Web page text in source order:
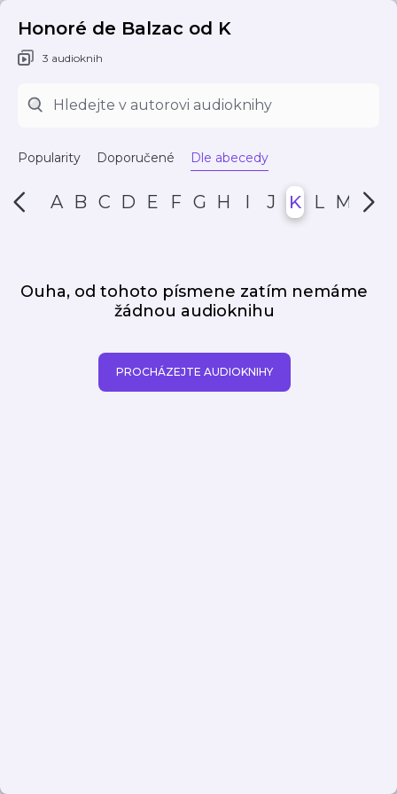
Honoré de Balzac od K
3 audioknih
Popularity Doporučené Dle abecedy
A B C D E F G H I J K L M N
Ouha, od tohoto písmene zatím nemáme
žádnou audioknihu
PROCHÁZEJTE AUDIOKNIHY